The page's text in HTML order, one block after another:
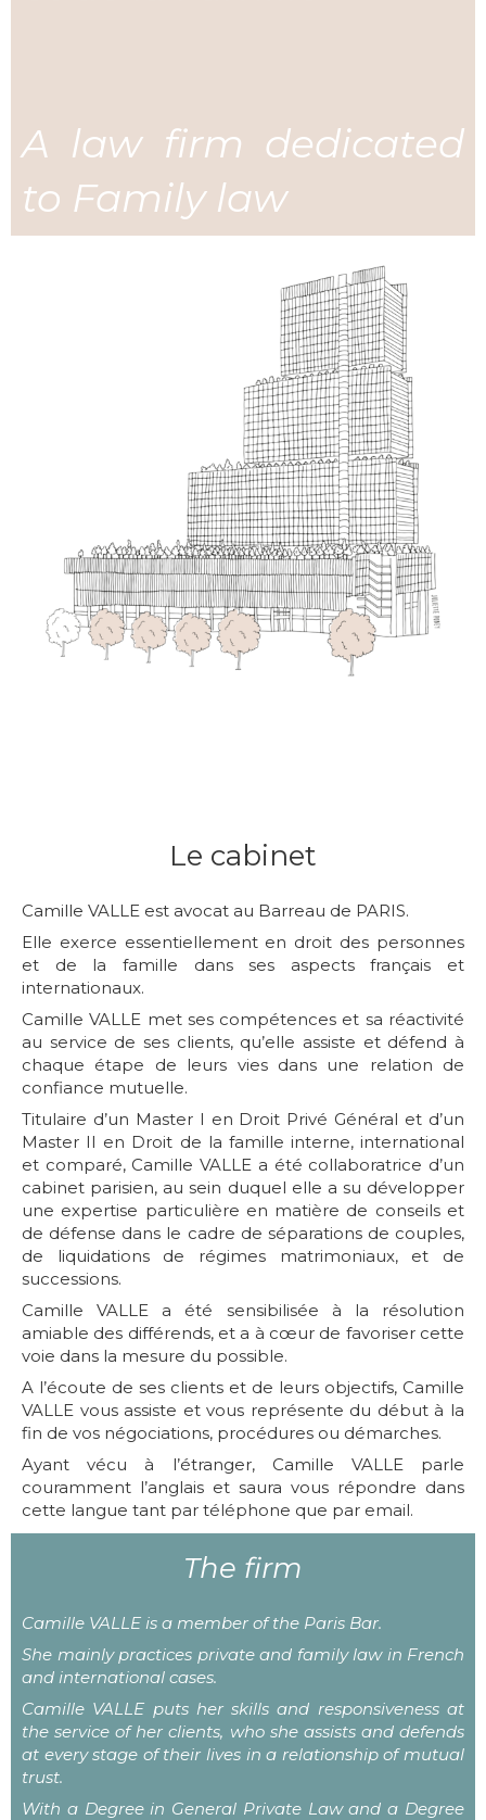
A law firm dedicated
to Family law
Le cabinet
Camille VALLE est avocat au Barreau de PARIS.
Elle exerce essentiellement en droit des personnes
et de la famille dans ses aspects français et
internationaux.
Camille VALLE met ses compétences et sa réactivité
au service de ses clients, qu’elle assiste et défend à
chaque étape de leurs vies dans une relation de
confiance mutuelle.
Titulaire d’un Master I en Droit Privé Général et d’un
Master II en Droit de la famille interne, international
et comparé, Camille VALLE a été collaboratrice d’un
cabinet parisien, au sein duquel elle a su développer
une expertise particulière en matière de conseils et
de défense dans le cadre de séparations de couples,
de liquidations de régimes matrimoniaux, et de
successions.
Camille VALLE a été sensibilisée à la résolution
amiable des différends, et a à cœur de favoriser cette
voie dans la mesure du possible.
A l’écoute de ses clients et de leurs objectifs, Camille
VALLE vous assiste et vous représente du début à la
fin de vos négociations, procédures ou démarches.
Ayant vécu à l’étranger, Camille VALLE parle
couramment l’anglais et saura vous répondre dans
cette langue tant par téléphone que par email.
The firm
Camille VALLE is a member of the Paris Bar.
She mainly practices private and family law in French
and international cases.
Camille VALLE puts her skills and responsiveness at
the service of her clients, who she assists and defends
at every stage of their lives in a relationship of mutual
trust.
With a Degree in General Private Law and a Degree